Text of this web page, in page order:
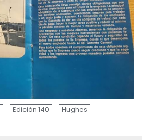
Edición 140 Hughes